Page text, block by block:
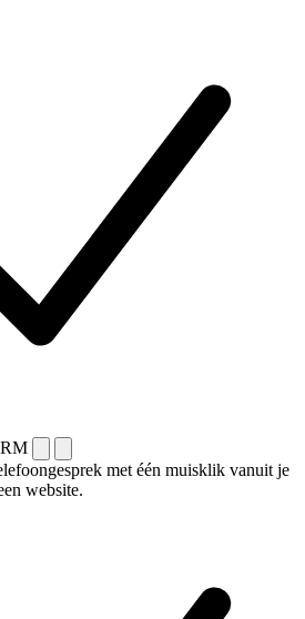
met één muisklik vanuit je
website.